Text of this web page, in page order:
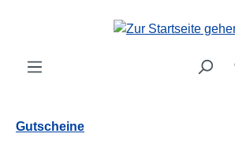
Zum Hauptinhalt springen
Gutscheine